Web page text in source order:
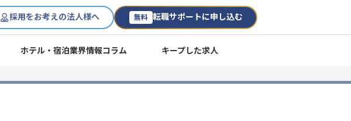
採用をお考えの法人様へ 無料 転職サポートに申し込む
ホテル・宿泊業界情報コラム キープした求人